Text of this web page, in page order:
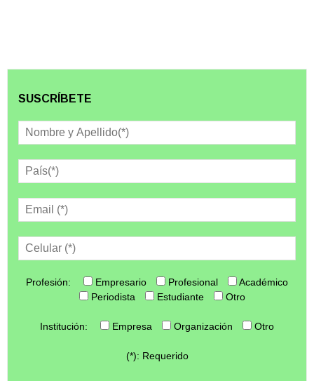
SUSCRÍBETE
Profesión: Empresario Profesional
Académico
Periodista
Estudiante Otro
Institución: Empresa Organización Otro
(*): Requerido